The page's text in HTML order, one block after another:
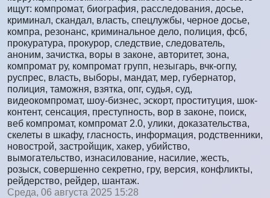
ищут: компромат, биография, расследования, досье,
криминал, скандал, власть, спецлужбы, черное досье,
компра, резонанс, криминальное дело, полиция, фсб,
прокуратура, прокурор, следствие, следователь,
аноним, зачистка, воры в законе, авторитет, зона,
компромат ру, компромат групп, незыгарь, вчк-огпу,
руспрес, власть, выборы, мандат, мер, губернатор,
полиция, таможня, взятка, опг, судья, суд,
видеокомпромат, шоу-бизнес, эскорт, проституция, шок-
контент, сенсация, преступность, вор в законе, поиск,
веб компромат, компромат 2.0, улики, доказательства,
скелеты в шкафу, гласность, информация, родственники,
новострой, застройщик, хакер, убийство,
вымогательство, изнасилование, насилие, жесть,
розыск, совершенно секретно, гру, версия, конфликты,
рейдерство, рейдер, шантаж.
Среда, 06 августа 2025 15:28